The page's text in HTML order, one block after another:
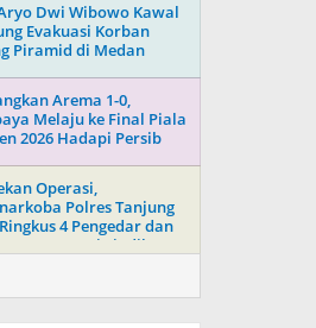
Dwi Wibowo Kawal
Evakuasi Korban
Piramid di Medan
Arema 1-0,
Melaju ke Final Piala
2026 Hadapi Persib
Operasi,
Polres Tanjung
4 Pengedar dan
3 Mata Rantai Sindikat